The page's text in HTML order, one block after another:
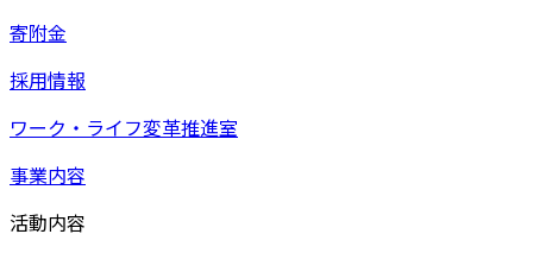
寄附金
採用情報
ワーク・ライフ変革推進室
事業内容
活動内容